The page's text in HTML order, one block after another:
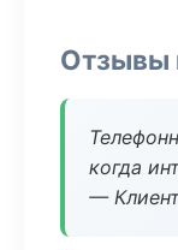
Отзывы
когда
—